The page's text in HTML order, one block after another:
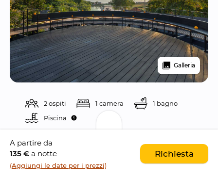
Galleria
2 ospiti 1 camera
1 bagno
Piscina
Descrizione
A partire da
135 € a notte
(Aggiungi le date per i prezzi)
Richiesta